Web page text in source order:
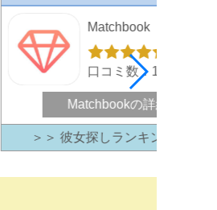
Matchbook
口コミ数：121件
Matchbookの詳細を見る
＞＞ 彼女探しランキングを見る